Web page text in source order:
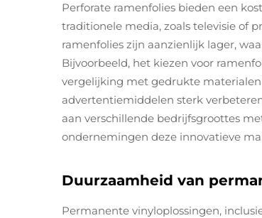
Perforate ramenfolies bieden een
traditionele media, zoals televisie of
ramenfolies zijn aanzienlijk lager,
Bijvoorbeeld, het kiezen voor
vergelijking met gedrukte
advertentiemiddelen sterk
aan verschillende bedrijfsgroottes
ondernemingen deze innovatieve
Duurzaamheid van
Permanente vinyloplossingen,